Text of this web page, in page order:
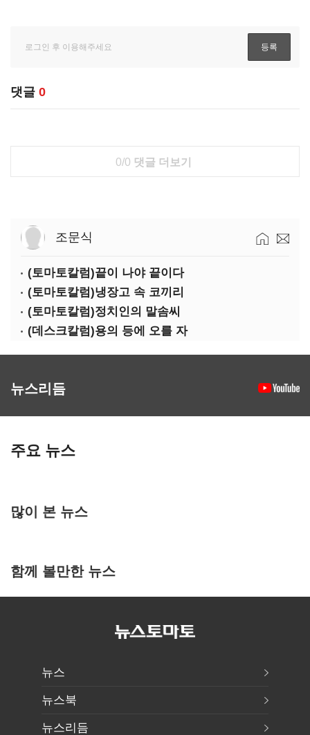
댓글 0
0/0 댓글 더보기
조문식
(토마토칼럼)끝이 나야 끝이다
(토마토칼럼)냉장고 속 코끼리
(토마토칼럼)정치인의 말솜씨
(데스크칼럼)용의 등에 오를 자
뉴스리듬
주요 뉴스
많이 본 뉴스
함께 볼만한 뉴스
뉴스
뉴스북
뉴스리듬